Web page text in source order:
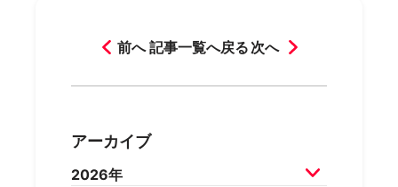
前へ 記事一覧へ戻る 次へ
アーカイブ
2026年